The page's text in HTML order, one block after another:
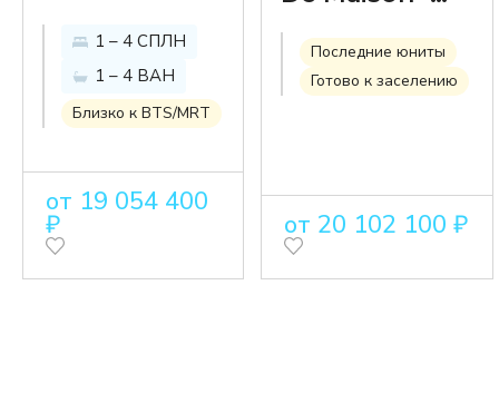
современная
жизнь в
сердце Пром
Понга
1 – 4 СПЛН
1 – 4 ВАН
Близко к BTS/MRT
от 19 054 400
₽
изысканный
кондоминиум
в японском
Лор
Последние юниты
Готово к заселению
от 20 102 100 ₽